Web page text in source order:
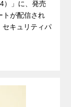
）」に、発売
トが配信され
セキュリティパ